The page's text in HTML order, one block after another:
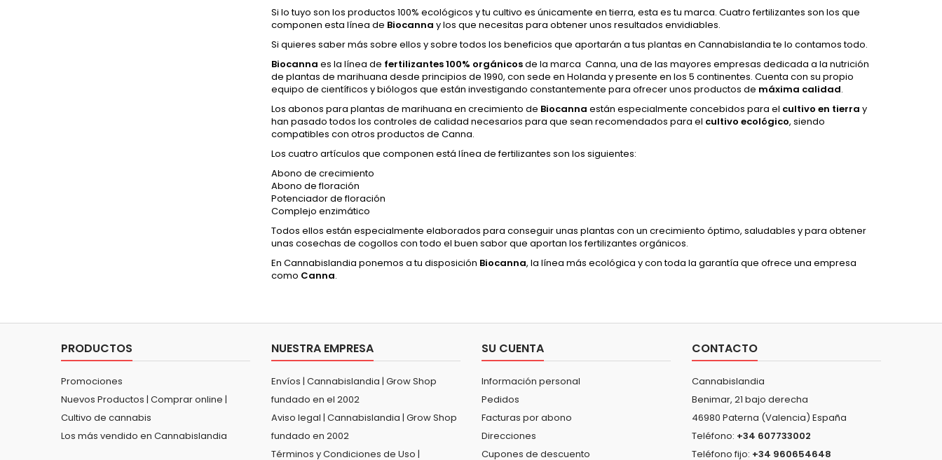
Si lo tuyo son los productos 100% ecológicos y tu cultivo es únicamente en tierra, esta es tu marca. Cuatro fertilizantes son los que
componen esta línea de Biocanna y los que necesitas para obtener unos resultados envidiables.
Si quieres saber más sobre ellos y sobre todos los beneficios que aportarán a tus plantas en Cannabislandia te lo contamos todo.
Biocanna es la línea de fertilizantes 100% orgánicosde la marca Canna, una de las mayores empresas dedicada a la nutrición
de plantas de marihuana desde principios de 1990, con sede en Holanda y presente en los 5 continentes. Cuenta con su propio
equipo de científicos y biólogos que están investigando constantemente para ofrecer unos productos de máxima calidad.
Los abonos para plantas de marihuana en crecimiento de Biocanna están especialmente concebidos para el cultivo en tierra y
han pasado todos los controles de calidad necesarios para que sean recomendados para el cultivo ecológico, siendo
compatibles con otros productos de Canna.
Los cuatro artículos que componen está línea de fertilizantes son los siguientes:
Abono de crecimiento
Abono de floración
Potenciador de floración
Complejo enzimático
Todos ellos están especialmente elaborados para conseguir unas plantas con un crecimiento óptimo, saludables y para obtener
unas cosechas de cogollos con todo el buen sabor que aportan los fertilizantes orgánicos.
En Cannabislandia ponemos a tu disposición Biocanna, la línea más ecológica y con toda la garantía que ofrece una empresa
como Canna.
PRODUCTOS
Promociones
Nuevos Productos | Comprar online |
Cultivo de cannabis
Los más vendido en Cannabislandia
NUESTRA EMPRESA
Envíos | Cannabislandia | Grow Shop
fundado en el 2002
Aviso legal | Cannabislandia | Grow Shop
fundado en 2002
Términos y Condiciones de Uso |
SU CUENTA
Información personal
Pedidos
Facturas por abono
Direcciones
Cupones de descuento
CONTACTO
Cannabislandia
Benimar, 21 bajo derecha
46980 Paterna (Valencia) España
Teléfono: +34 607733002
Teléfono fijo: +34 960654648